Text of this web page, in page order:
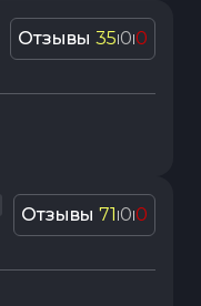
Отзывы 35|0|0
Отзывы 71 |0|0